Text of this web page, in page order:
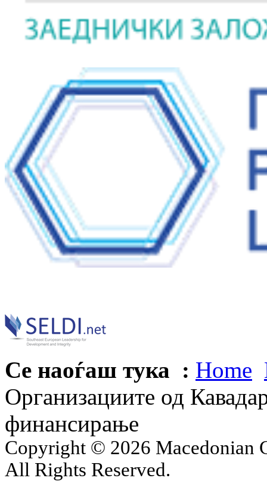
Се наоѓаш тука : Home
Организациите од
финансирање
Copyright © 2026 Macedonian
All Rights Reserved.